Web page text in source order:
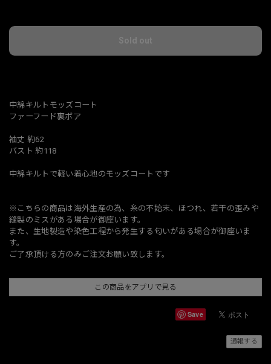
Sold out
中綿キルトモッズコート
ファーフード裏ボア
袖丈 約62
バスト 約118
中綿キルトで軽い着心地のモッズコートです
※こちらの商品は海外生産の為、糸の不始末、ほつれ、若干の歪みや
縫製のミスがある場合が御座います。
また、生地製造や染色工程から発生する匂いがある場合が御座いま
す。
ご了承頂ける方のみご注文お願い致します。
この商品をアプリで見る
Save
通報する